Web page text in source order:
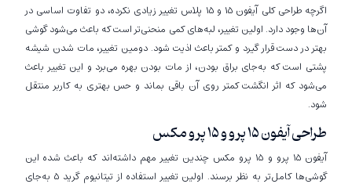
اگرچه طراحی کلی آیفون 15 و 15 پلاس تغییر زیادی نکرده، دو تفاوت اساسی در
آن‌ها وجود دارد. اولین تغییر، لبه‌های کمی منحنی‌تر است که باعث می‌شود گوشی
بهتر در دست قرار گیرد و کمتر باعث اذیت شود. دومین تغییر، مات شدن شیشه
پشتی است که به‌جای براق بودن، از مات بودن بهره می‌برد و این تغییر باعث
می‌شود که اثر انگشت کمتر روی آن باقی بماند و حس بهتری به کاربر منتقل
شود.
طراحی آیفون ۱۵ پرو و ۱۵ پرو مکس
آیفون 15 پرو و 15 پرو مکس چندین تغییر مهم داشته‌اند که باعث شده این
گوشی‌ها کامل‌تر به نظر برسند. اولین تغییر استفاده از تیتانیوم گرید 5 به‌جای